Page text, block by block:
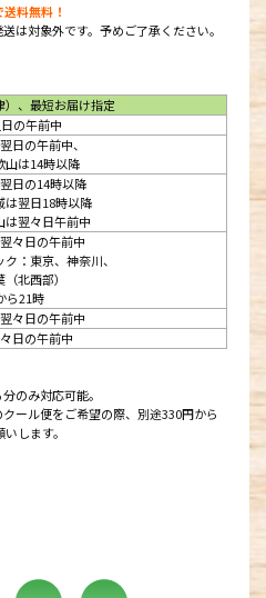
料無料！
は対象外です。予めご了承ください。
）、最短お届け指定
の午前中
日の午前中、
山は14時以降
日の14時以降
翌日18時以降
は翌々日午前中
々日の午前中
：東京、神奈川、
北西部）
ら21時
々日の午前中
日の午前中
のみ対応可能。
ール便をご希望の際、別途330円から
します。